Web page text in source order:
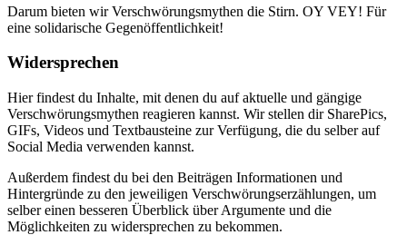
Darum bieten wir Verschwörungsmythen die Stirn. OY VEY! Für
eine solidarische Gegenöffentlichkeit!
Widersprechen
Hier findest du Inhalte, mit denen du auf aktuelle und gängige
Verschwörungsmythen reagieren kannst. Wir stellen dir SharePics,
GIFs, Videos und Textbausteine zur Verfügung, die du selber auf
Social Media verwenden kannst.
Außerdem findest du bei den Beiträgen Informationen und
Hintergründe zu den jeweiligen Verschwörungserzählungen, um
selber einen besseren Überblick über Argumente und die
Möglichkeiten zu widersprechen zu bekommen.